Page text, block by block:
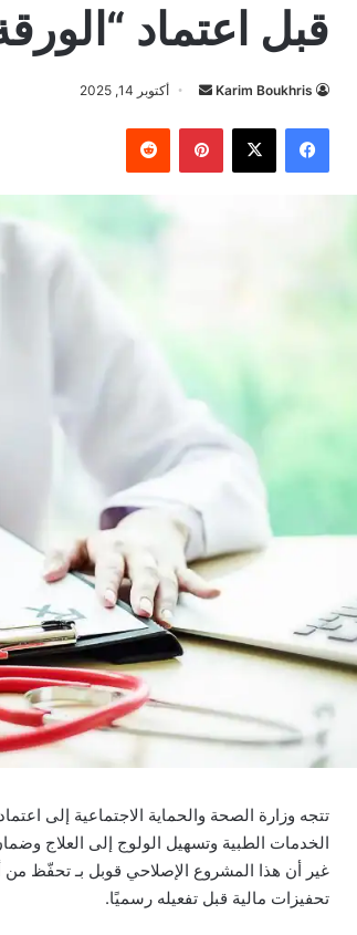
قبل اعتماد
Karim Boukhris
أرسل
إلكترونيا
أكتوبر 14, 2025
فيسبوك ‫X بينتيريست
تتجه وزارة الصحة والحماية الاجتماعية إلى
الخدمات الطبية وتسهيل الولوج إلى العلاج
غير أن هذا المشروع الإصلاحي قوبل بـ تحفّظ
تحفيزات مالية قبل تفعيله رسميًا.